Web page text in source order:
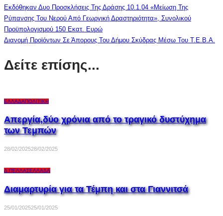
Εκδόθηκαν Δυο Προσκλήσεις Της Δράσης 10.1.04 «Μείωση Της
Ρύπανσης Του Νερού Από Γεωργική Δραστηριότητα», Συνολικού
Προϋπολογισμού 150 Εκατ. Ευρώ
Διανομή Προϊόντων Σε Άπορους Του Δήμου Σκύδρας Μέσω Του Τ.Ε.Β.Α.
Δείτε επίσης...
ΕΛΛΆΔΑΠΟΛΙΤΙΚΉ
Aπεργία,δύο χρόνια από το τραγικό δυστύχημα
των Τεμπών
28/02/202528/02/2025
Δ.ΠΈΛΛΑΣΕΛΛΆΔΑ
Διαμαρτυρία για τα Τέμπη και στα Γιαννιτσά
25/01/202525/01/2025